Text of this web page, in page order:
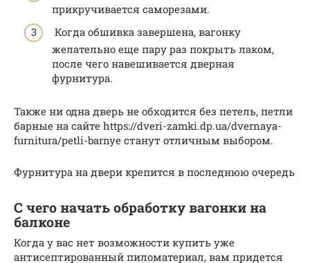
прикручивается саморезами.
Когда обшивка завершена, вагонку
желательно еще пару раз покрыть лаком,
после чего навешивается дверная
фурнитура.
Также ни одна дверь не обходится без петель, петли
барные на сайте https://dveri-zamki.dp.ua/dvernaya-
furnitura/petli-barnye станут отличным выбором.
Фурнитура на двери крепится в последнюю очередь
С чего начать обработку вагонки на
балконе
Когда у вас нет возможности купить уже
антисептированный пиломатериал, вам придется